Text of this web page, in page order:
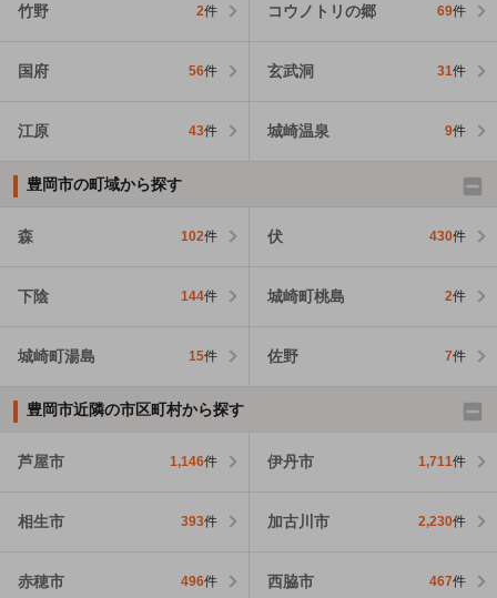
竹野 2件 コウノトリの郷 69件
国府 56件 玄武洞 31件
江原 43件 城崎温泉 9件
豊岡市の町域から探す
森 102件 伏 430件
下陰 144件 城崎町桃島 2件
城崎町湯島 15件 佐野 7件
豊岡市近隣の市区町村から探す
芦屋市 1,146件 伊丹市 1,711件
相生市 393件 加古川市 2,230件
赤穂市 496件 西脇市 467件